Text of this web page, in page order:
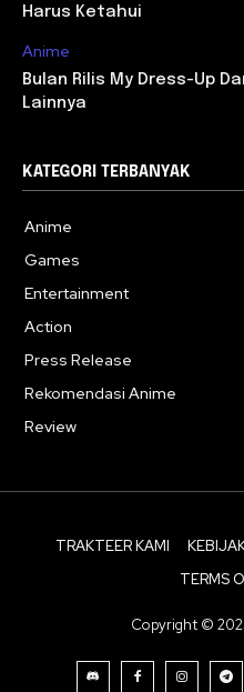
Harus Ketahui
Anime
Bulan Rilis My Dress-Up
Lainnya
KATEGORI TERBANYAK
Anime
Games
Entertainment
Action
Press Release
Rekomendasi Anime
Review
TRAKTEER KAMI
TERMS
Copyright ©